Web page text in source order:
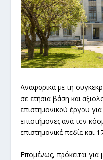
Αναφορικά με τη
σε ετήσια βάση και
επιστημονικού έργου
επιστήμονες ανά τον
επιστημονικά πεδία και
Επομένως, πρόκειται για